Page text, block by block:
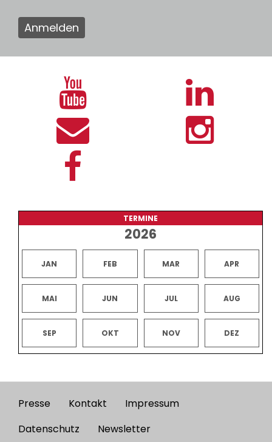
Anmelden
TERMINE
2026
JAN FEB MAR APR
MAI JUN JUL AUG
SEP OKT NOV DEZ
Footer
menu
Presse Kontakt
Impressum
Datenschutz
Newsletter